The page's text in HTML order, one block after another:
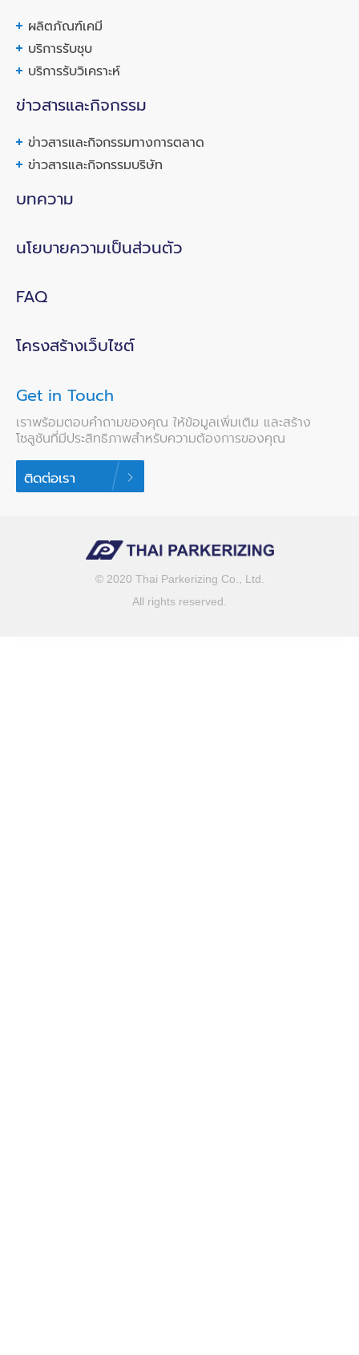
ผลิตภัณฑ์เคมี
บริการรับชุบ
บริการรับวิเคราะห์
ข่าวสารและกิจกรรม
ข่าวสารและกิจกรรมทางการตลาด
ข่าวสารและกิจกรรมบริษัท
บทความ
นโยบายความเป็นส่วนตัว
FAQ
โครงสร้างเว็บไซต์
Get in Touch
เราพร้อมตอบคำถามของคุณ ให้ข้อมูลเพิ่มเติม และสร้าง
โซลูชันที่มีประสิทธิภาพสำหรับความต้องการของคุณ
ติดต่อเรา
© 2020 Thai Parkerizing Co., Ltd.
All rights reserved.